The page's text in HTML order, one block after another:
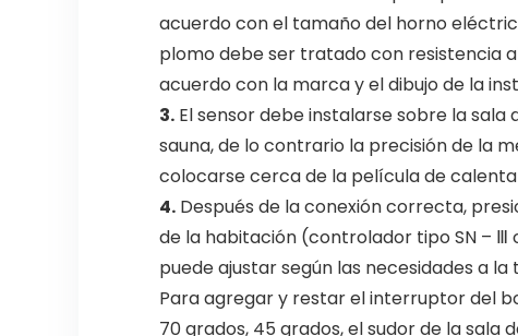
acuerdo con el tamaño del horno
plomo debe ser tratado con resistencia
acuerdo con la marca y el dibujo de la
3.El sensor debe instalarse sobre la sala
sauna, de lo contrario la precisión de la
colocarse cerca de la película de
4.Después de la conexión correcta,
de la habitación (controlador tipo SN – Ⅲ
puede ajustar según las necesidades a
Para agregar y restar el interruptor del
70 grados, 45 grados, el sudor de la